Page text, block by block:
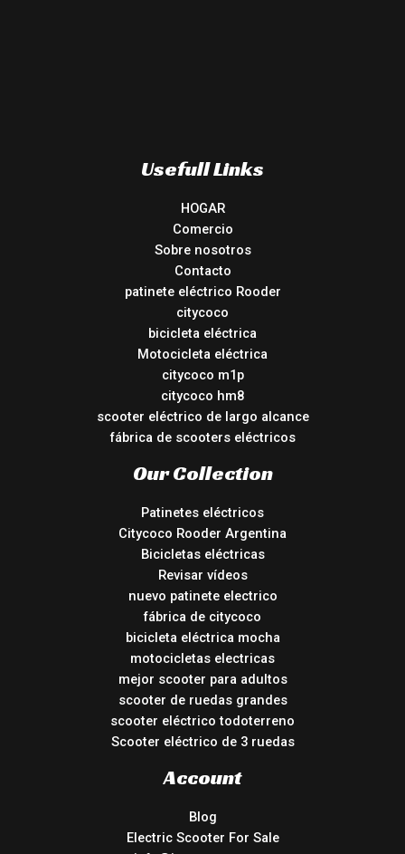
Usefull Links
HOGAR
Comercio
Sobre nosotros
Contacto
patinete eléctrico Rooder
citycoco
bicicleta eléctrica
Motocicleta eléctrica
citycoco m1p
citycoco hm8
scooter eléctrico de largo alcance
fábrica de scooters eléctricos
Our Collection
Patinetes eléctricos
Citycoco Rooder Argentina
Bicicletas eléctricas
Revisar vídeos
nuevo patinete electrico
fábrica de citycoco
bicicleta eléctrica mocha
motocicletas electricas
mejor scooter para adultos
scooter de ruedas grandes
scooter eléctrico todoterreno
Scooter eléctrico de 3 ruedas
Account
Blog
Electric Scooter For Sale